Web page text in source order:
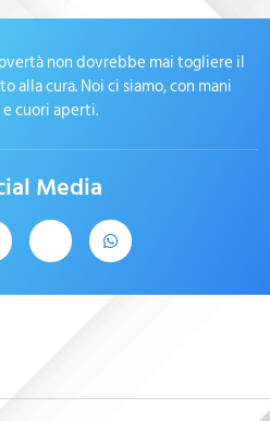
non dovrebbe mai togliere il
alla cura. Noi ci siamo, con mani
cuori aperti.
Media